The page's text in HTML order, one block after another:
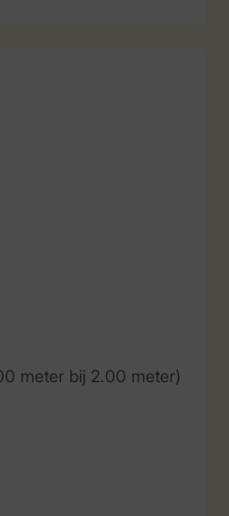
meter bij 2.00 meter)